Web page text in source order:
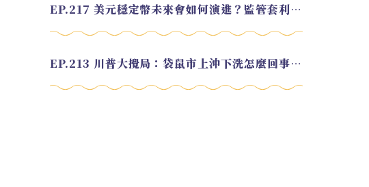
EP.217 美元穩定幣未來會如何演進？監管套利終將收斂？feat. 研究員 余哲安
EP.213 川普大攪局：袋鼠市上沖下洗怎麼回事？feat. Alvin